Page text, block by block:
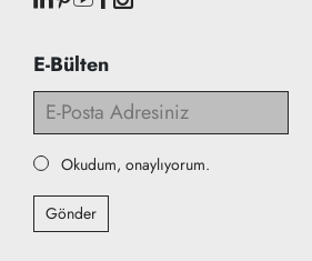
E-Bülten
Okudum, onaylıyorum.
Gönder